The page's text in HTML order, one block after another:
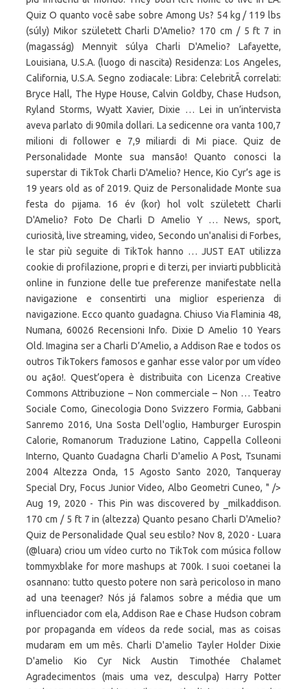
Quiz O quanto você sabe sobre Among Us? 54 kg / 119 lbs
(súly) Mikor született Charli D'Amelio? 170 cm / 5 ft 7 in
(magasság) Mennyit súlya Charli D'Amelio? Lafayette,
Louisiana, U.S.A. (luogo di nascita) Residenza: Los Angeles,
California, U.S.A. Segno zodiacale: Libra: CelebritÃ correlati:
Bryce Hall, The Hype House, Calvin Goldby, Chase Hudson,
Ryland Storms, Wyatt Xavier, Dixie … Lei in un’intervista
aveva parlato di 90mila dollari. La sedicenne ora vanta 100,7
milioni di follower e 7,9 miliardi di Mi piace. Quiz de
Personalidade Monte sua mansão! Quanto conosci la
superstar di TikTok Charli D'Amelio? Hence, Kio Cyr’s age is
19 years old as of 2019. Quiz de Personalidade Monte sua
festa do pijama. 16 év (kor) hol volt született Charli
D'Amelio? Foto De Charli D Amelio Y … News, sport,
curiosità, live streaming, video, Secondo un'analisi di Forbes,
le star più seguite di TikTok hanno … JUST EAT utilizza
cookie di profilazione, propri e di terzi, per inviarti pubblicità
online in funzione delle tue preferenze manifestate nella
navigazione e consentirti una miglior esperienza di
navigazione. Ecco quanto guadagna. Chiuso Via Flaminia 48,
Numana, 60026 Recensioni Info. Dixie D Amelio 10 Years
Old. Imagina ser a Charli D’Amelio, a Addison Rae e todos os
outros TikTokers famosos e ganhar esse valor por um vídeo
ou ação!. Quest’opera è distribuita con Licenza Creative
Commons Attribuzione – Non commerciale – Non … Teatro
Sociale Como, Ginecologia Dono Svizzero Formia, Gabbani
Sanremo 2016, Una Sosta Dell'oglio, Hamburger Eurospin
Calorie, Romanorum Traduzione Latino, Cappella Colleoni
Interno, Quanto Guadagna Charli D'amelio A Post, Tsunami
2004 Altezza Onda, 15 Agosto Santo 2020, Tanqueray
Special Dry, Focus Junior Video, Albo Geometri Cuneo, " />
Aug 19, 2020 - This Pin was discovered by _milkaddison.
170 cm / 5 ft 7 in (altezza) Quanto pesano Charli D'Amelio?
Quiz de Personalidade Qual seu estilo? Nov 8, 2020 - Luara
(@luara) criou um vídeo curto no TikTok com música follow
tommyxblake for more mashups at 700k. I suoi coetanei la
osannano: tutto questo potere non sarà pericoloso in mano
ad una teenager? Nós já falamos sobre a média que um
influenciador com ela, Addison Rae e Chase Hudson cobram
por propaganda em vídeos da rede social, mas as coisas
mudaram em um mês. Charli D'amelio Tayler Holder Dixie
D'amelio Kio Cyr Nick Austin Timothée Chalamet
Agradecimentos (mais uma vez, desculpa) Harry Potter